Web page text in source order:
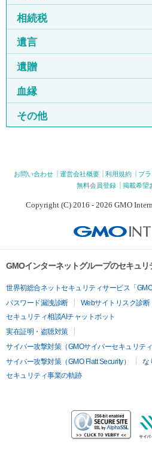
相続税
遺言
遺贈
血縁
その他
お問い合わせ 運営会社概要 利用規約 プ
無料会員登録
掲載希望
Copyright (C) 2016 - 2026 GMO
GMOインターネットグループのセキュリ
世界初総合ネットセキュリティサービス「
パスワード漏洩診断
Webサイトリスク診断
セキュリティ相談AIチャットボット
実在証明・盗聴対策
サイバー攻撃対策（GMOサイバーセキュリティ
サイバー攻撃対策（GMO Flatt Security）
な
セキュリティ事業の軌跡